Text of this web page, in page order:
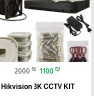
2000 ₪ 1100 ₪
Hikvision 3K CCTV KIT